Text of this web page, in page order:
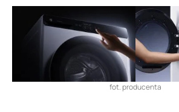
fot. producenta